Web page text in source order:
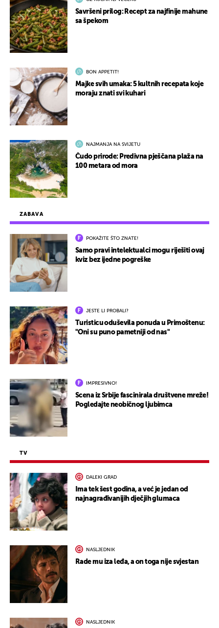
ZABAVA
POKAŽITE ŠTO ZNATE!
Samo pravi intelektualci mogu riješiti ovaj
kviz bez ijedne pogreške
JESTE LI PROBALI?
Turisticu oduševila ponuda u Primoštenu:
"Oni su puno pametniji od nas"
IMPRESIVNO!
Scena iz Srbije fascinirala društvene mreže!
Pogledajte neobičnog ljubimca
TV
DALEKI GRAD
Ima tek šest godina, a već je jedan od
najnagrađivanijih dječjih glumaca
NASLJEDNIK
Rade mu iza leđa, a on toga nije svjestan
NASLJEDNIK
Savršeni prilog: Recept za najfinije mahune
sa špekom
BON APPETIT!
Majke svih umaka: 5 kultnih recepata koje
moraju znati svi kuhari
NAJMANJA NA SVIJETU
Čudo prirode: Predivna pješčana plaža na
100 metara od mora